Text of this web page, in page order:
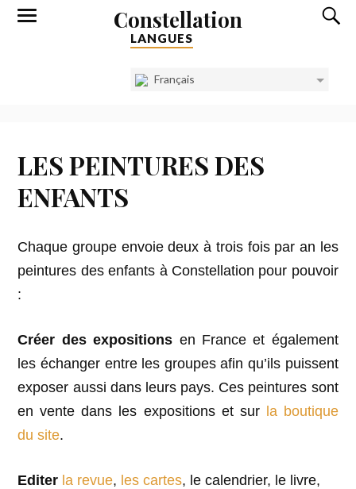
Constellation
LANGUES
Français
LES PEINTURES DES
ENFANTS
Chaque groupe envoie deux à trois fois par an les
peintures des enfants à Constellation pour pouvoir
:
Créer des expositions en France et également
les échanger entre les groupes afin qu’ils puissent
exposer aussi dans leurs pays. Ces peintures sont
en vente dans les expositions et sur la boutique
du site.
Editer la revue, les cartes, le calendrier, le livre,